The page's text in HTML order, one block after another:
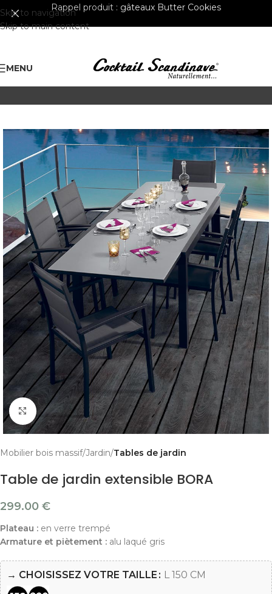
Skip to navigation
Skip to main content
Rappel produit : gâteaux Butter Cookies
MENU
Cliquer pour agrandir
Mobilier bois massif Jardin Tables de jardin
Table de jardin extensible BORA
299.00 €
Plateau : en verre trempé
Armature et piètement : alu laqué gris
→ CHOISISSEZ VOTRE TAILLE L 150 CM